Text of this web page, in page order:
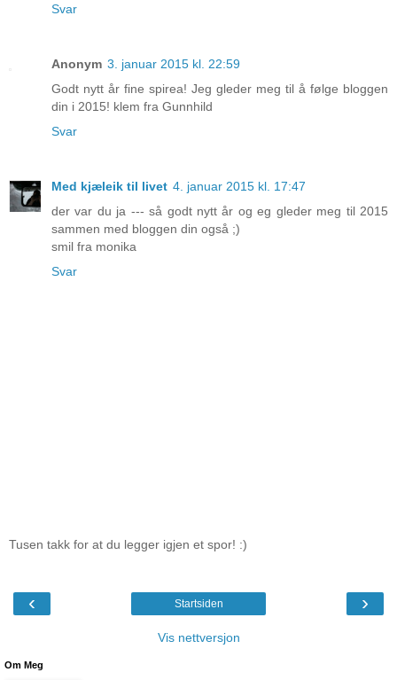
Svar
Anonym 3. januar 2015 kl. 22:59
Godt nytt år fine spirea! Jeg gleder meg til å følge bloggen
din i 2015! klem fra Gunnhild
Svar
Med kjæleik til livet 4. januar 2015 kl. 17:47
der var du ja --- så godt nytt år og eg gleder meg til 2015
sammen med bloggen din også ;)
smil fra monika
Svar
Tusen takk for at du legger igjen et spor! :)
‹ ›
Startsiden
Vis nettversjon
Om Meg